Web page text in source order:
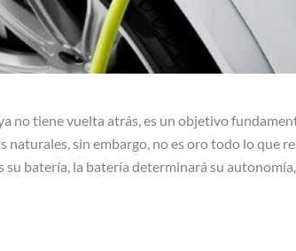
no tiene vuelta atrás, es un objetivo
sin embargo, no es oro todo lo que
batería, la batería determinará su